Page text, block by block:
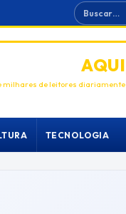
Buscar
AQUI
milhares de leitores diariamente
TECNOLOGIA